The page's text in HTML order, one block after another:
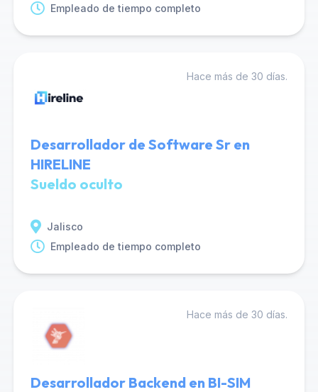
Empleado de tiempo completo
Hace más de 30 días.
Desarrollador de Software Sr en
HIRELINE
Sueldo oculto
Jalisco
Empleado de tiempo completo
Hace más de 30 días.
Desarrollador Backend en BI-SIM